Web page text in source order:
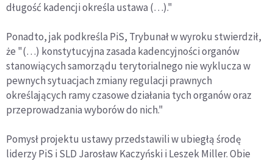
długość kadencji określa ustawa (…)."
Ponadto, jak podkreśla PiS, Trybunał w wyroku stwierdził,
że "(…) konstytucyjna zasada kadencyjności organów
stanowiących samorządu terytorialnego nie wyklucza w
pewnych sytuacjach zmiany regulacji prawnych
określających ramy czasowe działania tych organów oraz
przeprowadzania wyborów do nich."
Pomysł projektu ustawy przedstawili w ubiegłą środę
liderzy PiS i SLD Jarosław Kaczyński i Leszek Miller. Obie